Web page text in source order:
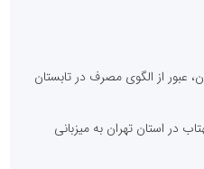
عبور از الگوی مصرف در تابستان
در استان تهران به میزبانی